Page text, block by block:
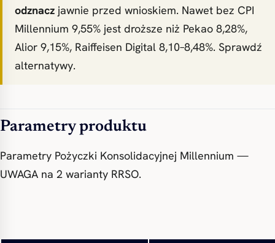
odznacz jawnie przed wnioskiem. Nawet bez CPI
Millennium 9,55% jest droższe niż Pekao 8,28%,
Alior 9,15%, Raiffeisen Digital 8,10–8,48%. Sprawdź
alternatywy.
Parametry produktu
Parametry Pożyczki Konsolidacyjnej Millennium —
UWAGA na 2 warianty RRSO.